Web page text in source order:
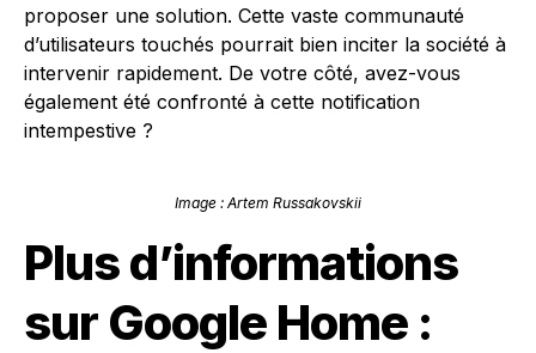
proposer une solution. Cette vaste communauté
d’utilisateurs touchés pourrait bien inciter la société à
intervenir rapidement. De votre côté, avez-vous
également été confronté à cette notification
intempestive ?
Image : Artem Russakovskii
Plus d’informations
sur Google Home :